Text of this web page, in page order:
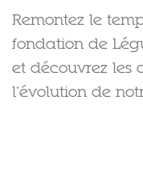
Remontez le
fondation de
et découvrez les
l’évolution de